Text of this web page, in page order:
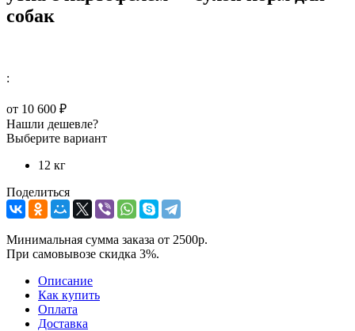
собак
:
от 10 600 ₽
Нашли дешевле?
Выберите вариант
12 кг
Поделиться
Минимальная сумма заказа от 2500р.
При самовывозе скидка 3%.
Описание
Как купить
Оплата
Доставка